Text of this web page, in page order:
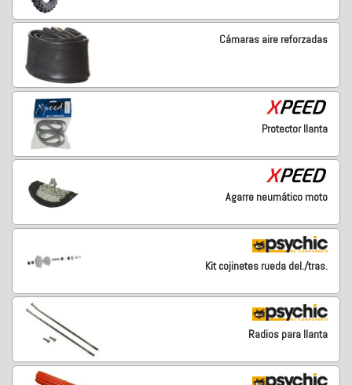
Cámaras aire reforzadas
Protector llanta
Agarre neumático moto
Kit cojinetes rueda del./tras.
Radios para llanta